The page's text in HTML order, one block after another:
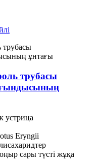
трубасы
устрица
Eryngii
сары түсті жұқа